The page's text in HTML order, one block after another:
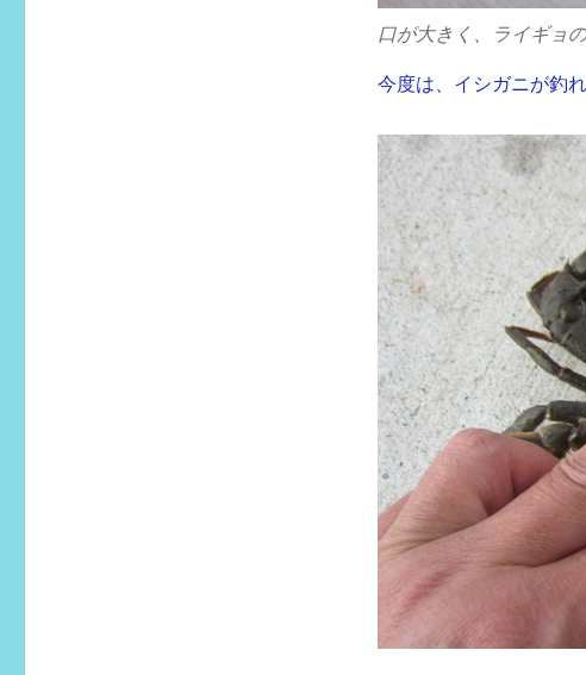
口が大きく、ライギョ
今度は、イシガニが釣れ